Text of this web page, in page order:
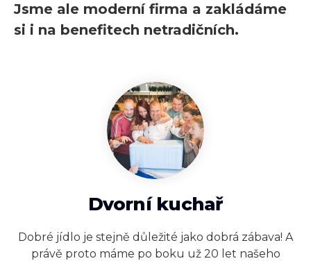
Jsme ale moderní firma a zakládáme
si i na benefitech netradičních.
Dvorní kuchař
Dobré jídlo je stejně důležité jako dobrá zábava! A
právě proto máme po boku už 20 let našeho